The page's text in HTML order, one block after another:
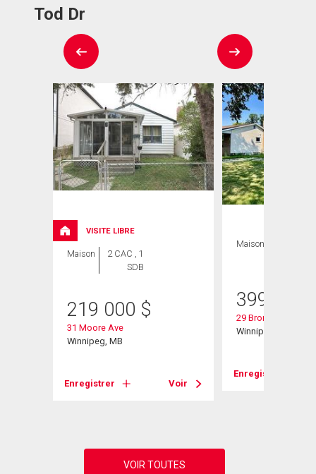
Tod Dr
VISITE LIBRE
Maison
2 CAC , 1
SDB
219 000 $
31 Moore Ave
Winnipeg, MB
Enregistrer Voir
Maison
399 900
29 Bronstone Blvd
Winnipeg, MB
Enregistrer